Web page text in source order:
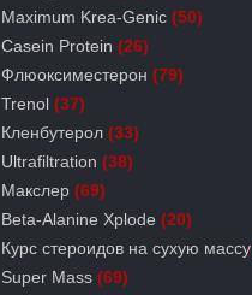
Maximum Krea-Genic (50)
Casein Protein (26)
Флюоксиместерон (79)
Trenol (37)
Кленбутерол (33)
Ultrafiltration (38)
Макслер (69)
Beta-Alanine Xplode (20)
Курс стероидов на сухую массу
Super Mass (69)